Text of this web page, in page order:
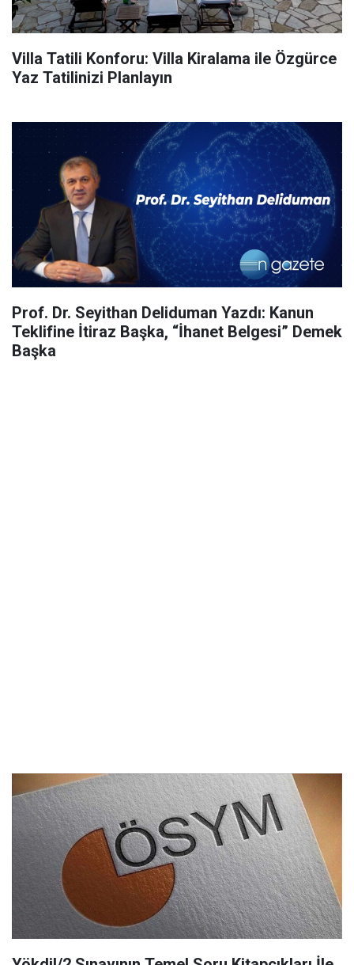
Villa Tatili Konforu: Villa Kiralama ile Özgürce
Yaz Tatilinizi Planlayın
Prof. Dr. Seyithan Deliduman Yazdı: Kanun
Teklifine İtiraz Başka, “İhanet Belgesi” Demek
Başka